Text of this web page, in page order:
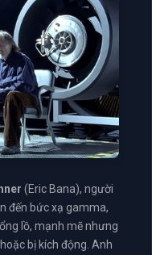
(Eric Bana), người
đến bức xạ gamma,
lồ, mạnh mẽ nhưng
bị kích động. Anh